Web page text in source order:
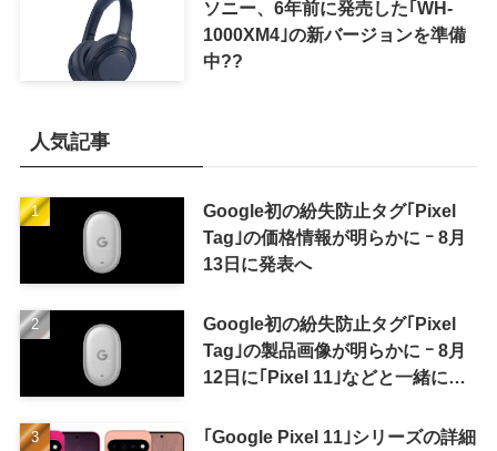
ソニー、6年前に発売した｢WH-
1000XM4｣の新バージョンを準備
中??
人気記事
Google初の紛失防止タグ｢Pixel
Tag｣の価格情報が明らかに ｰ 8月
13日に発表へ
Google初の紛失防止タグ｢Pixel
Tag｣の製品画像が明らかに ｰ 8月
12日に｢Pixel 11｣などと一緒に発
｢Google Pixel 11｣シリーズの詳細